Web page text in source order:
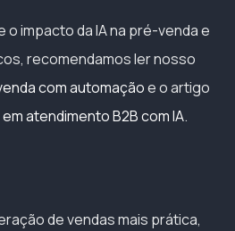
impacto da IA na pré-venda e
recomendamos ler nosso
com automaçãoe o artigo
atendimento B2B com IA.
de vendas mais prática,